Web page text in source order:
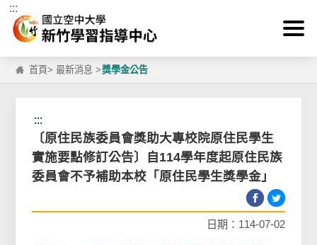
跳到主要內容區塊
:::
首頁>最新消息 >獎學金公告
:::
〔原住民族委員會獎助大專校院原住民學生
實施要點修訂公告〕自114學年度起原住民族
委員會不予補助本校「原住民學生獎學金」
日期：114-07-02